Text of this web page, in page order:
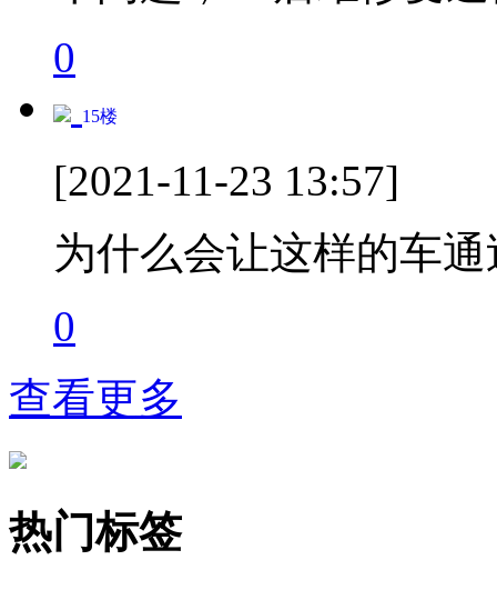
0
15楼
[2021-11-23 13:57]
为什么会让这样的车
0
查看更多
热门标签